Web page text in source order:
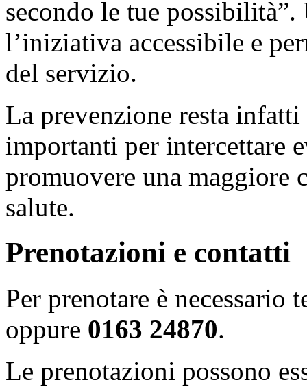
secondo le tue possibilità”.
l’iniziativa accessibile e
del servizio.
La prevenzione resta
importanti per intercettare
promuovere una maggiore
salute.
Prenotazioni e contatti
Per prenotare è necessario
oppure 0163 24870.
Le prenotazioni possono